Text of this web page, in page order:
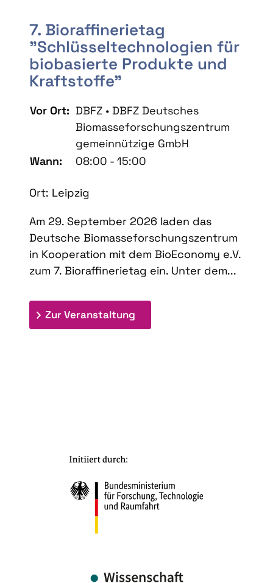
7. Bioraffinerietag
"Schlüsseltechnologien für
biobasierte Produkte und
Kraftstoffe"
Vor Ort: DBFZ • DBFZ Deutsches
Biomasseforschungszentrum
gemeinnützige GmbH
Wann:
08:00 - 15:00
Ort: Leipzig
Am 29. September 2026 laden das
Deutsche Biomasseforschungszentrum
in Kooperation mit dem BioEconomy e.V.
zum 7. Bioraffinerietag ein. Unter dem...
Zur Veranstaltung